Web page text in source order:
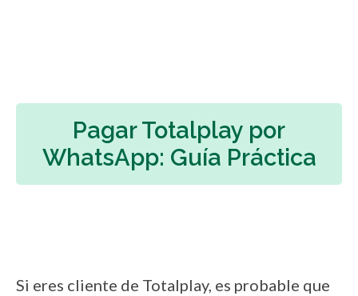
Pagar Totalplay por
WhatsApp: Guía Práctica
Si eres cliente de Totalplay, es probable que